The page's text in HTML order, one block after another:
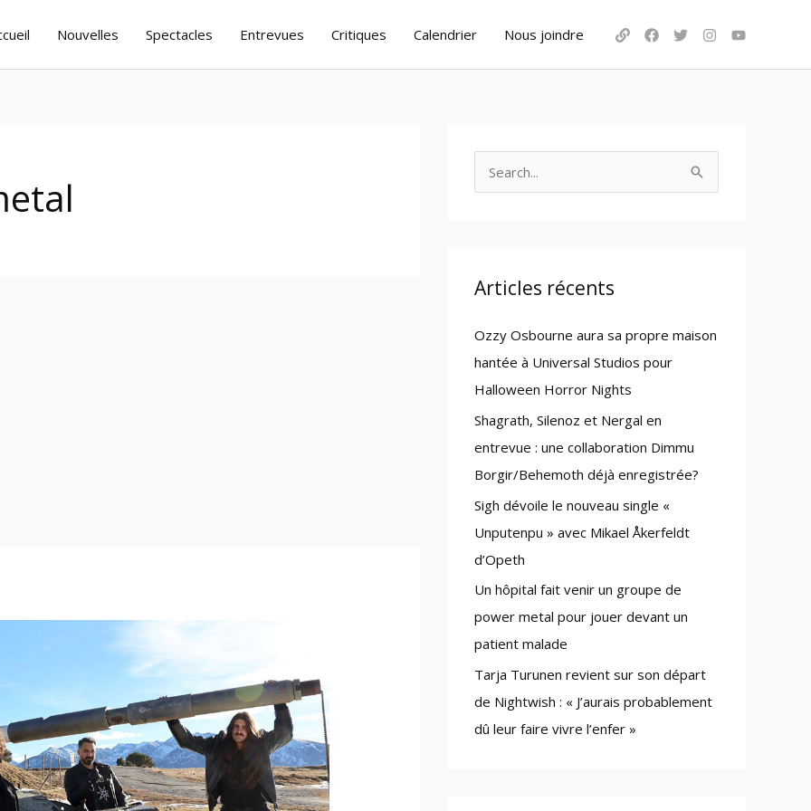
Nouvelles Spectacles Entrevues Critiques Calendrier Nous joindre
c
f
o
r
:
Articles récents
Ozzy Osbourne aura sa propre maison
hantée à Universal Studios pour
Halloween Horror Nights
Shagrath, Silenoz et Nergal en
entrevue : une collaboration Dimmu
Borgir/Behemoth déjà enregistrée?
Sigh dévoile le nouveau single «
Unputenpu » avec Mikael Åkerfeldt
d’Opeth
Un hôpital fait venir un groupe de
power metal pour jouer devant un
patient malade
Tarja Turunen revient sur son départ
de Nightwish : « J’aurais probablement
dû leur faire vivre l’enfer »